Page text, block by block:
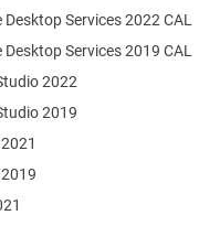
Desktop Services 2022 CAL
Desktop Services 2019 CAL
2022
2019